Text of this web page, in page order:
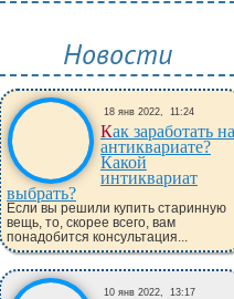
Новости
18 янв 2022, 11:24
Как заработать на
антиквариате?
Какой
интиквариат
выбрать?
Если вы решили купить старинную
вещь, то, скорее всего, вам
понадобится консультация...
10 янв 2022, 13:17